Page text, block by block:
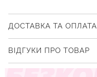
ДОСТАВКА ТА ОПЛАТА
ВІДГУКИ ПРО ТОВАР